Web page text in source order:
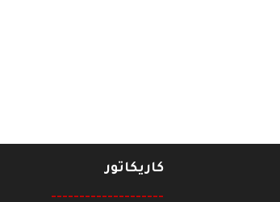
كاريكاتور
--------------------